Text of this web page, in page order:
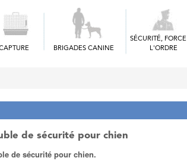
BRIGADES CANINE
SÉCURITÉ,
L'ORDRE
de sécurité pour chien
de sécurité pour chien.